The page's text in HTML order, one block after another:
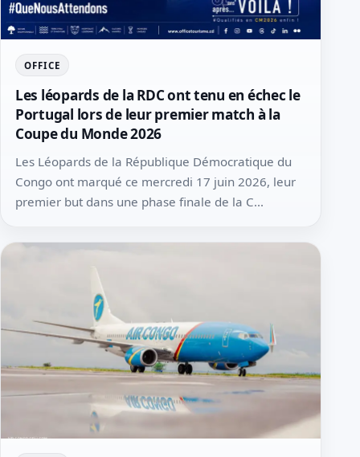
OFFICE
Les léopards de la RDC ont tenu en échec le
Portugal lors de leur premier match à la
Coupe du Monde 2026
Les Léopards de la République Démocratique du
Congo ont marqué ce mercredi 17 juin 2026, leur
premier but dans une phase finale de la C...